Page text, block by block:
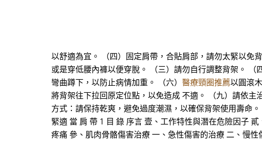
以舒適為宜。 （四）固定肩帶，合貼肩部，請勿太緊以免
或是穿低腰內褲以便穿脫。 （三）請勿自行調整背架。
彎曲蹲下，以防止病情加重。 （六） 醫療頸圈推薦以圓滾
將背架往下拉回原定位點，以免造成 不適。 （九）請依
方式：請保持乾爽，避免過度潮濕，以確保背架使用壽命
緊適 當 肩 帶 1 目 錄 序言 壹、工作特性與潛在危險因子
疼痛 參、肌肉骨骼傷害治療 一、急性傷害的治療 二、慢